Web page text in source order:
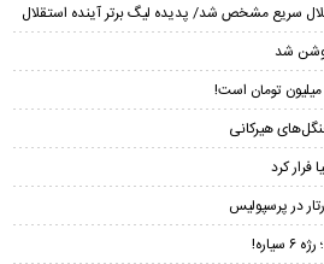
سریع مشخص شد/ پدیده لیگ برتر آینده استقلال
شد
هیرکانی
فرار کرد
در پرسپولیس